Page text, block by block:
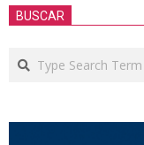
BUSCAR
Search